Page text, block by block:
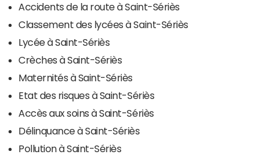
Accidents de la route à Saint-Sériès
Classement des lycées à Saint-Sériès
Lycée à Saint-Sériès
Crèches à Saint-Sériès
Maternités à Saint-Sériès
Etat des risques à Saint-Sériès
Accès aux soins à Saint-Sériès
Délinquance à Saint-Sériès
Pollution à Saint-Sériès